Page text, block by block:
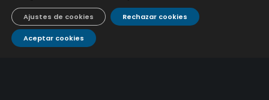
Caracterización ZA Córdoba Red Carrera Caballo-1º
Sem 2026
9 julio, 2026
Aceptar cookies
Rechazar cookies
Ajustes de cookies